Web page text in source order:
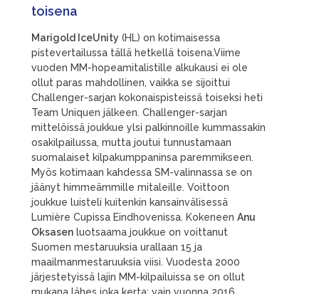
toisena
Marigold IceUnity (HL) on kotimaisessa
pistevertailussa tällä hetkellä toisena.Viime
vuoden MM-hopeamitalistille alkukausi ei ole
ollut paras mahdollinen, vaikka se sijoittui
Challenger-sarjan kokonaispisteissä toiseksi heti
Team Uniquen jälkeen. Challenger-sarjan
mittelöissä joukkue ylsi palkinnoille kummassakin
osakilpailussa, mutta joutui tunnustamaan
suomalaiset kilpakumppaninsa paremmikseen.
Myös kotimaan kahdessa SM-valinnassa se on
jäänyt himmeämmille mitaleille. Voittoon
joukkue luisteli kuitenkin kansainvälisessä
Lumière Cupissa Eindhovenissa. Kokeneen Anu
Oksasen luotsaama joukkue on voittanut
Suomen mestaruuksia urallaan 15 ja
maailmanmestaruuksia viisi. Vuodesta 2000
järjestetyissä lajin MM-kilpailuissa se on ollut